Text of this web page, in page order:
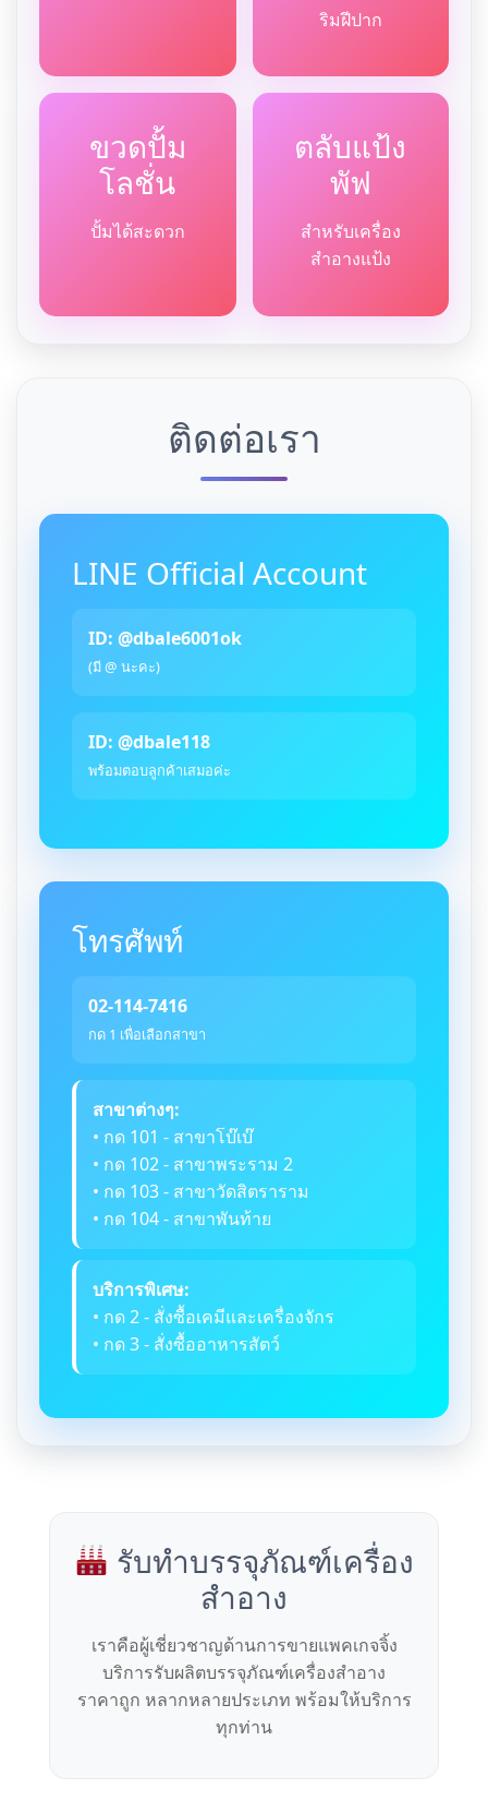
ริมฝีปาก
ขวดปั้ม
โลชั่น
ปั้มได้สะดวก
ตลับแป้ง
พัฟ
สำหรับเครื่อง
สำอางแป้ง
ติดต่อเรา
LINE Official Account
ID: @dbale6001ok
(มี @ นะคะ)
ID: @dbale118
พร้อมตอบลูกค้าเสมอค่ะ
โทรศัพท์
02-114-7416
กด 1 เพื่อเลือกสาขา
สาขาต่างๆ:
• กด 101 - สาขาโบ๊เบ๊
• กด 102 - สาขาพระราม 2
• กด 103 - สาขาวัดสิตราราม
• กด 104 - สาขาพันท้าย
บริการพิเศษ:
• กด 2 - สั่งซื้อเคมีและเครื่องจักร
• กด 3 - สั่งซื้ออาหารสัตว์
รับทำบรรจุภัณฑ์เครื่อง
สำอาง
เราคือผู้เชี่ยวชาญด้านการขายแพคเกจจิ้ง
บริการรับผลิตบรรจุภัณฑ์เครื่องสำอาง
ราคาถูก หลากหลายประเภท พร้อมให้บริการ
ทุกท่าน